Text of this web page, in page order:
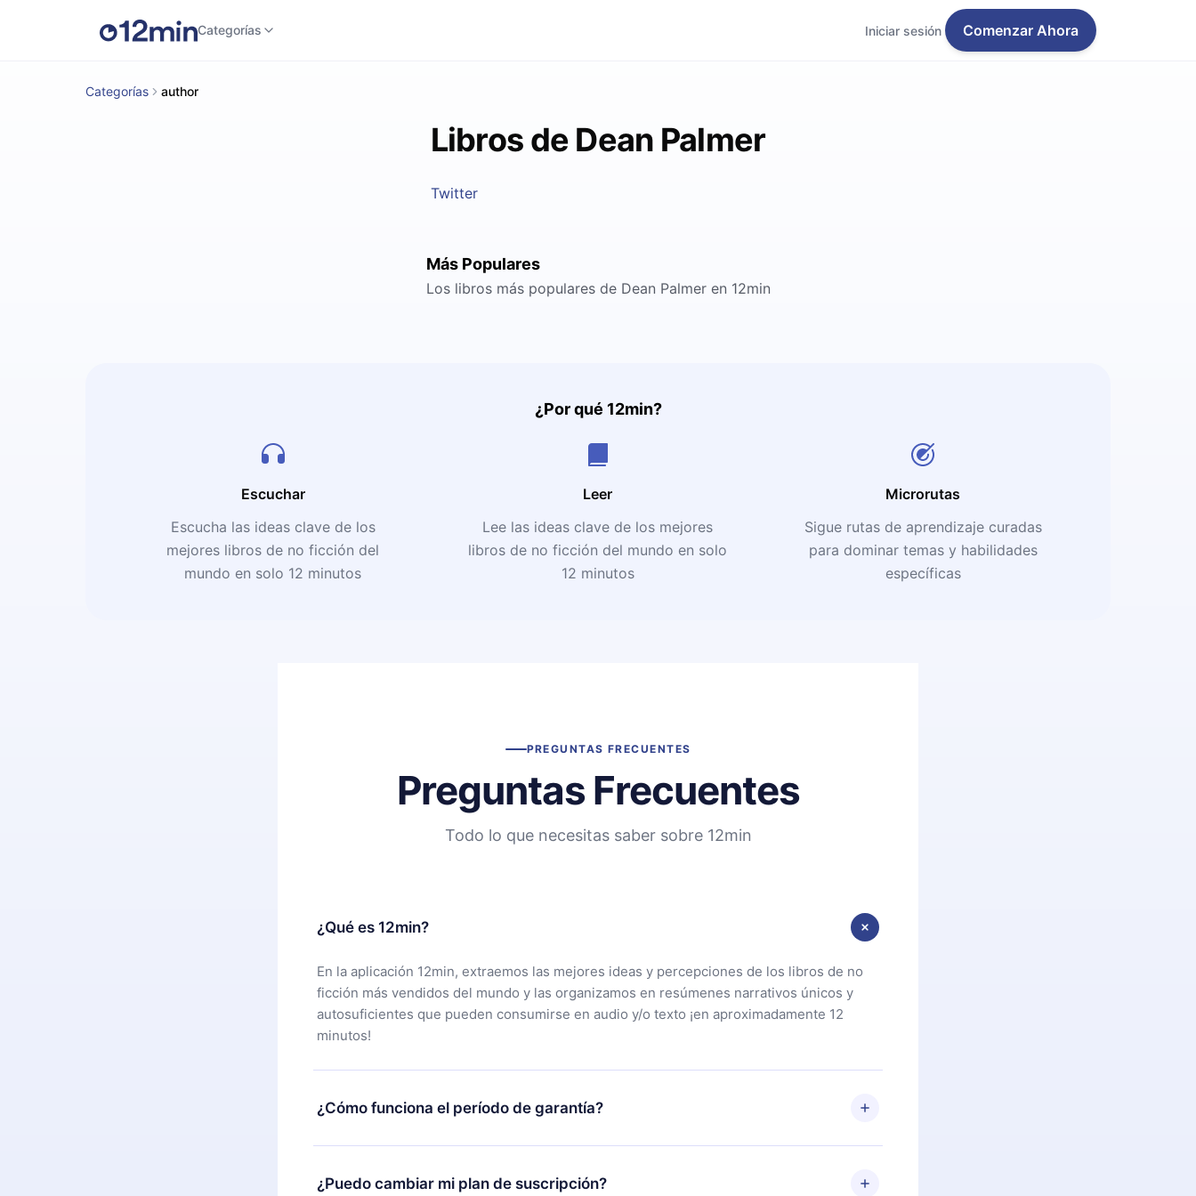
Categorías Iniciar sesión Comenzar Ahora
Categorías author
Libros de Dean Palmer
Twitter
Más Populares
Los libros más populares de Dean Palmer en 12min
¿Por qué 12min?
Escuchar
Escucha las ideas clave de los
mejores libros de no ficción del
mundo en solo 12 minutos
Leer
Lee las ideas clave de los mejores
libros de no ficción del mundo en solo
12 minutos
Microrutas
Sigue rutas de aprendizaje curadas
para dominar temas y habilidades
específicas
PREGUNTAS FRECUENTES
Preguntas Frecuentes
Todo lo que necesitas saber sobre 12min
¿Qué es 12min?
En la aplicación 12min, extraemos las mejores ideas y percepciones de los libros de no
ficción más vendidos del mundo y las organizamos en resúmenes narrativos únicos y
autosuficientes que pueden consumirse en audio y/o texto ¡en aproximadamente 12
minutos!
¿Cómo funciona el período de garantía?
Puedes descargar nuestra aplicación y comenzar a disfrutar de nuestra biblioteca. Si por
alguna razón no estás satisfecho con nuestra plataforma, simplemente contacta a
¿Puedo cambiar mi plan de suscripción?